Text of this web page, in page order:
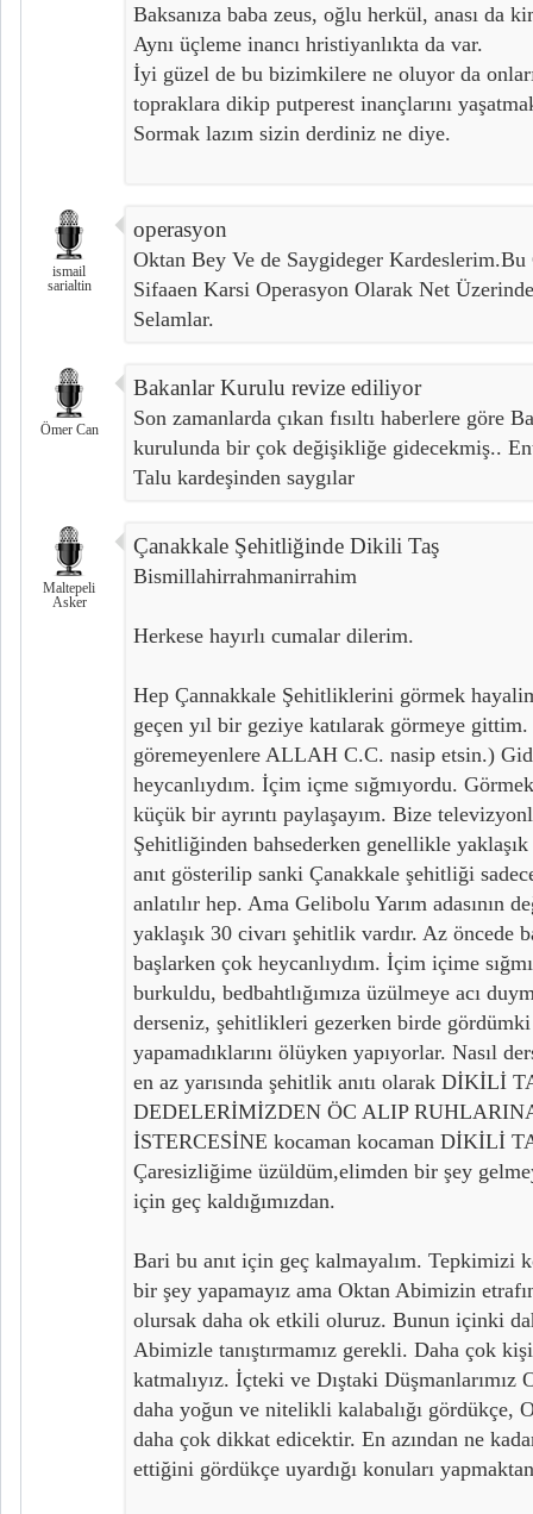
Baksanıza baba zeus, oğlu herkül, anası da
Aynı üçleme inancı hristiyanlıkta da var.
İyi güzel de bu bizimkilere ne oluyor da
topraklara dikip putperest inançlarını
Sormak lazım sizin derdiniz ne diye.
ismail
sarialtin
operasyon
Oktan Bey Ve de Saygideger
Sifaaen Karsi Operasyon Olarak Net
Selamlar.
Ömer Can
Bakanlar Kurulu revize ediliyor
Son zamanlarda çıkan fısıltı haberlere göre
kurulunda bir çok değişikliğe gidecekmiş..
Talu kardeşinden saygılar
Maltepeli
Asker
Çanakkale Şehitliğinde Dikili Taş
Bismillahirrahmanirrahim
Herkese hayırlı cumalar dilerim.
Hep Çannakkale Şehitliklerini görmek
geçen yıl bir geziye katılarak görmeye
göremeyenlere ALLAH C.C. nasip etsin.)
heycanlıydım. İçim içme sığmıyordu.
küçük bir ayrıntı paylaşayım. Bize
Şehitliğinden bahsederken genellikle
anıt gösterilip sanki Çanakkale şehitliği
anlatılır hep. Ama Gelibolu Yarım adasının
yaklaşık 30 civarı şehitlik vardır. Az öncede
başlarken çok heycanlıydım. İçim içime
burkuldu, bedbahtlığımıza üzülmeye acı
derseniz, şehitlikleri gezerken birde gördümki
yapamadıklarını ölüyken yapıyorlar. Nasıl
en az yarısında şehitlik anıtı olarak DİKİLİ
DEDELERİMİZDEN ÖC ALIP
İSTERCESİNE kocaman kocaman DİKİLİ
Çaresizliğime üzüldüm,elimden bir şey
için geç kaldığımızdan.
Bari bu anıt için geç kalmayalım. Tepkimizi
bir şey yapamayız ama Oktan Abimizin
olursak daha ok etkili oluruz. Bunun içinki
Abimizle tanıştırmamız gerekli. Daha çok
katmalıyız. İçteki ve Dıştaki Düşmanlarımız
daha yoğun ve nitelikli kalabalığı gördükçe,
daha çok dikkat edicektir. En azından ne
ettiğini gördükçe uyardığı konuları